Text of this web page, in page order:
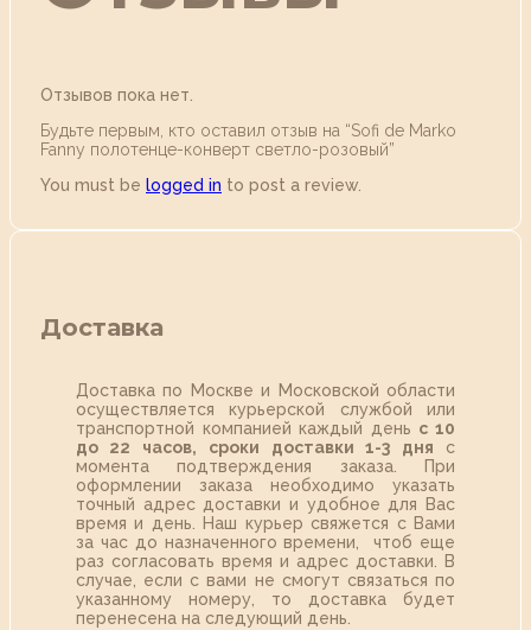
Отзывов пока нет.
Будьте первым, кто оставил отзыв на “Sofi de Marko
Fanny полотенце-конверт светло-розовый”
You must be logged in to post a review.
Доставка
Доставка по Москве и Московской области
осуществляется курьерской службой или
транспортной компанией каждый день с 10
до 22 часов,
сроки доставки 1-3 дня с
момента подтверждения заказа. При
оформлении заказа необходимо указать
точный адрес доставки и удобное для Вас
время и день. Наш курьер свяжется с Вами
за час до назначенного времени, чтоб еще
раз согласовать время и адрес доставки. В
случае, если с вами не смогут связаться по
указанному номеру, то доставка будет
перенесена на следующий день.